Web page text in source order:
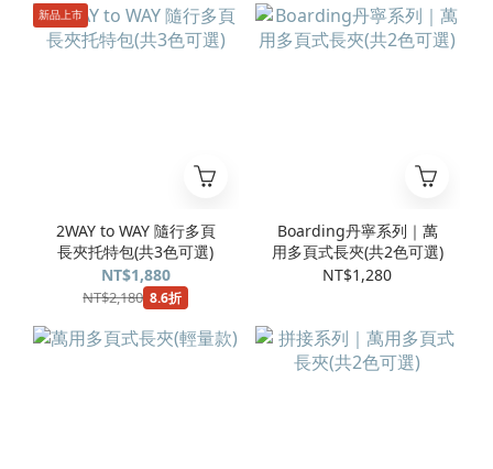
新品上市
2WAY to WAY 隨行多頁
長夾托特包(共3色可選)
NT$1,880
NT$2,180 8.6折
Boarding丹寧系列｜萬
用多頁式長夾(共2色可選)
NT$1,280